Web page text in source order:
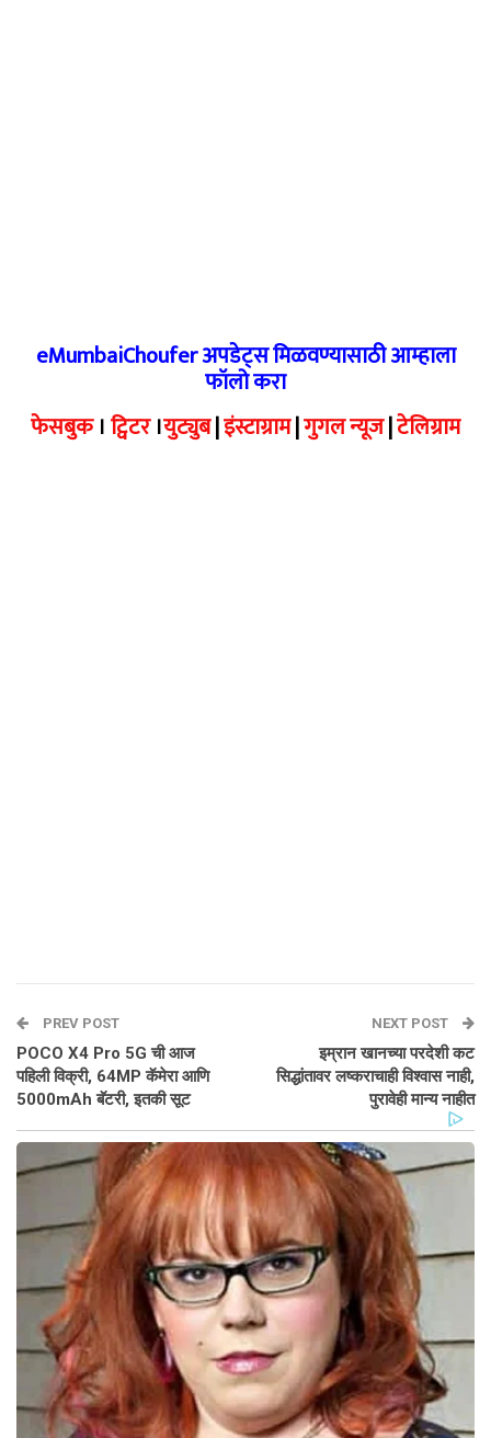
eMumbaiChoufer अपडेट्स मिळवण्यासाठी आम्हाला
फॉलो करा
फेसबुक।ट्विटर।युट्युब|इंस्टाग्राम|गुगल न्यूज|टेलिग्राम
PREV POST
POCO X4 Pro 5G ची आज
पहिली विक्री, 64MP कॅमेरा आणि
5000mAh बॅटरी, इतकी सूट
NEXT POST
इम्रान खानच्या परदेशी कट
सिद्धांतावर लष्कराचाही विश्वास नाही,
पुरावेही मान्य नाहीत